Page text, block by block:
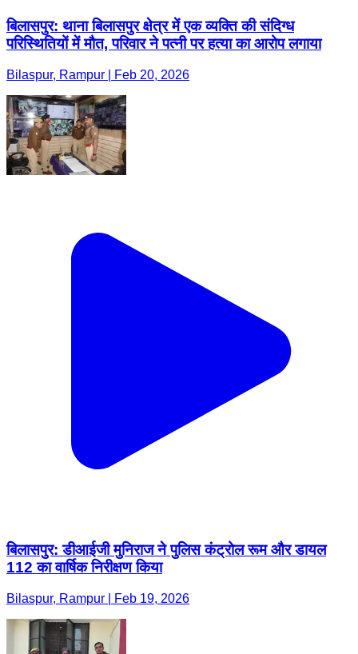
बिलासपुर: थाना बिलासपुर क्षेत्र में एक व्यक्ति की संदिग्ध
परिस्थितियों में मौत, परिवार ने पत्नी पर हत्या का आरोप लगाया
Bilaspur, Rampur | Feb 20, 2026
बिलासपुर: डीआईजी मुनिराज ने पुलिस कंट्रोल रूम और डायल
112 का वार्षिक निरीक्षण किया
Bilaspur, Rampur | Feb 19, 2026